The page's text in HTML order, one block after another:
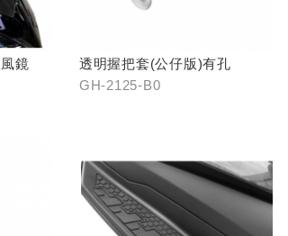
鏡
透明握把套(公仔版)有孔
GH-2125-B0